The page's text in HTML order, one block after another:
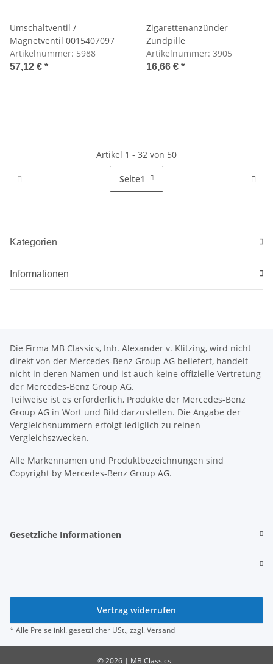
Umschaltventil /
Magnetventil 0015407097
Artikelnummer: 5988
57,12 € *
Zigarettenanzünder
Zündpille
Artikelnummer: 3905
16,66 € *
Artikel 1 - 32 von 50
Seite1
Kategorien
Informationen
Die Firma MB Classics, Inh. Alexander v. Klitzing, wird nicht
direkt von der Mercedes-Benz Group AG beliefert, handelt
nicht in deren Namen und ist auch keine offizielle Vertretung
der Mercedes-Benz Group AG.
Teilweise ist es erforderlich, Produkte der Mercedes-Benz
Group AG in Wort und Bild darzustellen. Die Angabe der
Vergleichsnummern erfolgt lediglich zu reinen
Vergleichszwecken.
Alle Markennamen und Produktbezeichnungen sind
Copyright by Mercedes-Benz Group AG.
Gesetzliche Informationen
Vertrag widerrufen
* Alle Preise inkl. gesetzlicher USt., zzgl.Versand
© 2026 | MB Classics